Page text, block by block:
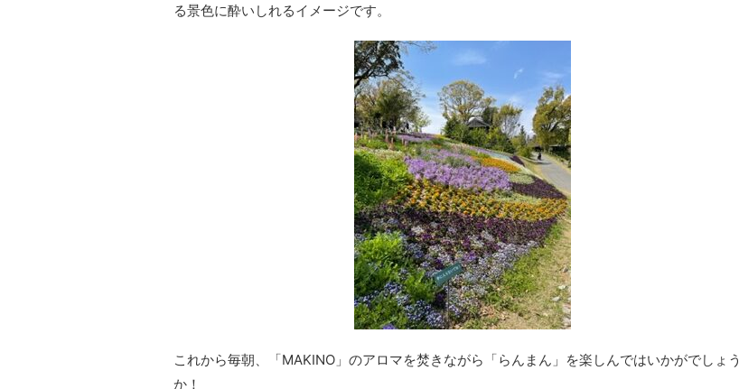
る景色に酔いしれるイメージです。
これから毎朝、「MAKINO」のアロマを焚きながら「らんまん」を楽しんではいかがでしょう
か！